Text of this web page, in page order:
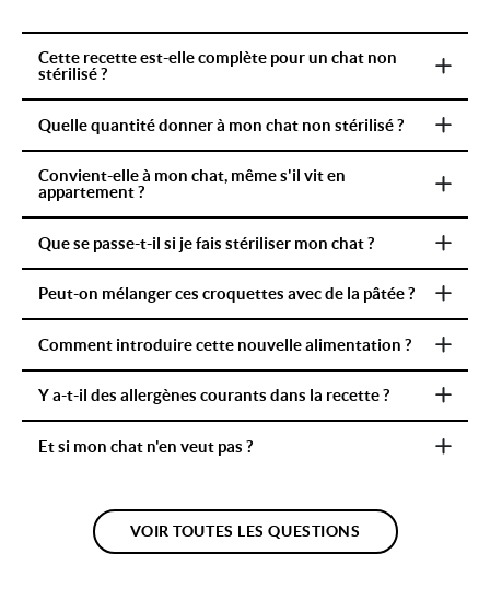
Cette recette est-elle complète pour un chat non
stérilisé ?
Quelle quantité donner à mon chat non stérilisé ?
Convient-elle à mon chat, même s'il vit en
appartement ?
Que se passe-t-il si je fais stériliser mon chat ?
Peut-on mélanger ces croquettes avec de la pâtée ?
Comment introduire cette nouvelle alimentation ?
Y a-t-il des allergènes courants dans la recette ?
Et si mon chat n'en veut pas ?
VOIR TOUTES LES QUESTIONS